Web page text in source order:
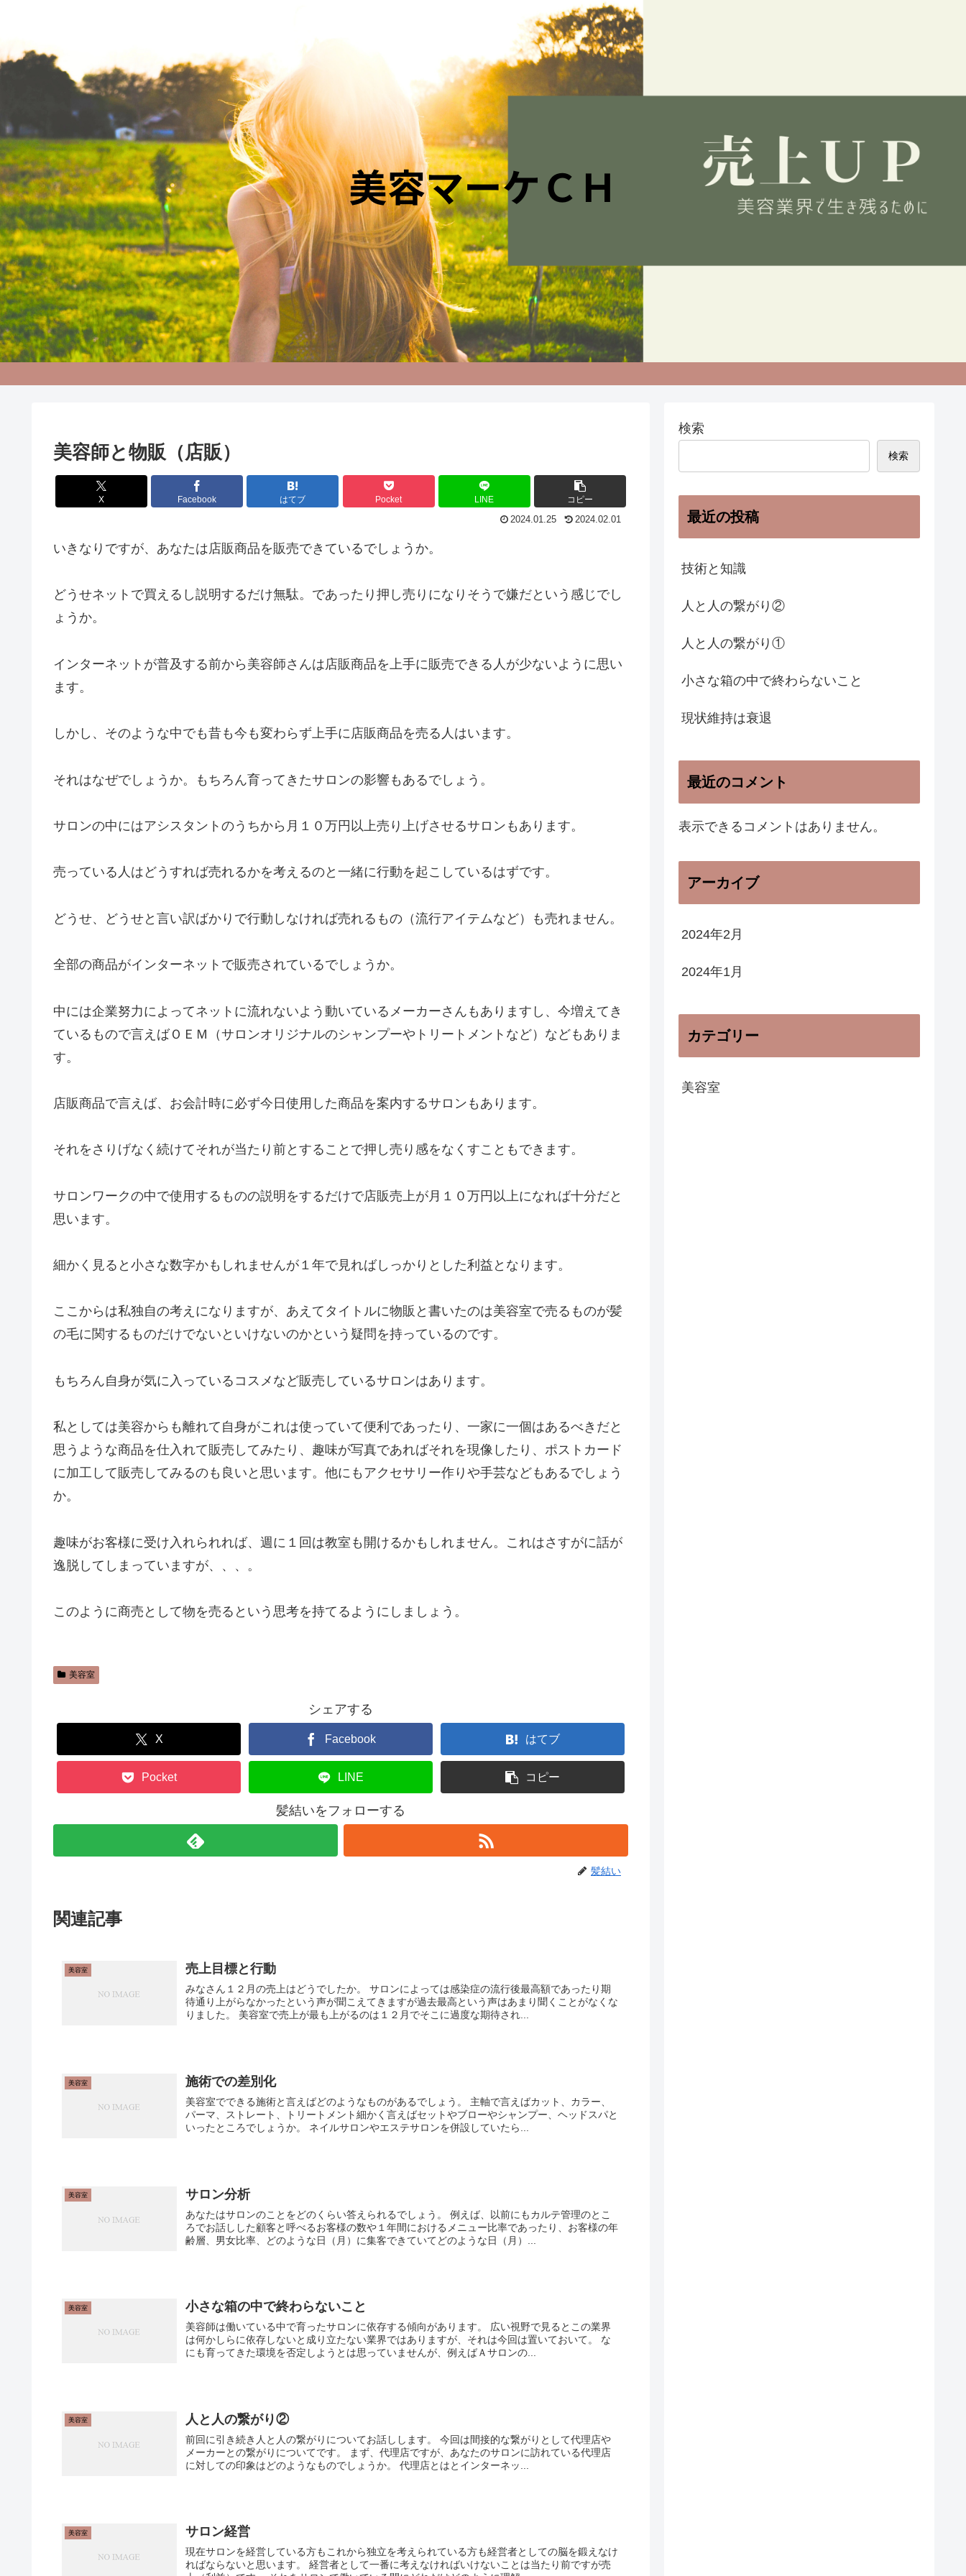
美容師と物販（店販）
X Facebook はてブ Pocket LINE コピー
2024.01.25 2024.02.01
いきなりですが、あなたは店販商品を販売できているでしょうか。
どうせネットで買えるし説明するだけ無駄。であったり押し売りになりそうで嫌だという感じでし
ょうか。
インターネットが普及する前から美容師さんは店販商品を上手に販売できる人が少ないように思い
ます。
しかし、そのような中でも昔も今も変わらず上手に店販商品を売る人はいます。
それはなぜでしょうか。もちろん育ってきたサロンの影響もあるでしょう。
サロンの中にはアシスタントのうちから月１０万円以上売り上げさせるサロンもあります。
売っている人はどうすれば売れるかを考えるのと一緒に行動を起こしているはずです。
どうせ、どうせと言い訳ばかりで行動しなければ売れるもの（流行アイテムなど）も売れません。
全部の商品がインターネットで販売されているでしょうか。
中には企業努力によってネットに流れないよう動いているメーカーさんもありますし、今増えてき
ているもので言えばＯＥＭ（サロンオリジナルのシャンプーやトリートメントなど）などもありま
す。
店販商品で言えば、お会計時に必ず今日使用した商品を案内するサロンもあります。
それをさりげなく続けてそれが当たり前とすることで押し売り感をなくすこともできます。
サロンワークの中で使用するものの説明をするだけで店販売上が月１０万円以上になれば十分だと
思います。
細かく見ると小さな数字かもしれませんが１年で見ればしっかりとした利益となります。
ここからは私独自の考えになりますが、あえてタイトルに物販と書いたのは美容室で売るものが髪
の毛に関するものだけでないといけないのかという疑問を持っているのです。
もちろん自身が気に入っているコスメなど販売しているサロンはあります。
私としては美容からも離れて自身がこれは使っていて便利であったり、一家に一個はあるべきだと
思うような商品を仕入れて販売してみたり、趣味が写真であればそれを現像したり、ポストカード
に加工して販売してみるのも良いと思います。他にもアクセサリー作りや手芸などもあるでしょう
か。
趣味がお客様に受け入れられれば、週に１回は教室も開けるかもしれません。これはさすがに話が
逸脱してしまっていますが、、、。
このように商売として物を売るという思考を持てるようにしましょう。
美容室
シェアする
X Facebook はてブ
Pocket LINE コピー
髪結いをフォローする
髪結い
関連記事
美容室 売上目標と行動
みなさん１２月の売上はどうでしたか。 サロンによっては感染症の流行後最高額であったり期
待通り上がらなかったという声が聞こえてきますが過去最高という声はあまり聞くことがなくな
りました。 美容室で売上が最も上がるのは１２月でそこに過度な期待され...
美容室 施術での差別化
美容室でできる施術と言えばどのようなものがあるでしょう。 主軸で言えばカット、カラー、
パーマ、ストレート、トリートメント細かく言えばセットやブローやシャンプー、ヘッドスパと
いったところでしょうか。 ネイルサロンやエステサロンを併設していたら...
美容室 サロン分析
あなたはサロンのことをどのくらい答えられるでしょう。 例えば、以前にもカルテ管理のとこ
ろでお話しした顧客と呼べるお客様の数や１年間におけるメニュー比率であったり、お客様の年
齢層、男女比率、どのような日（月）に集客できていてどのような日（月）...
美容室 小さな箱の中で終わらないこと
美容師は働いている中で育ったサロンに依存する傾向があります。 広い視野で見るとこの業界
は何かしらに依存しないと成り立たない業界ではありますが、それは今回は置いておいて。 な
にも育ってきた環境を否定しようとは思っていませんが、例えばＡサロンの...
美容室 人と人の繋がり②
前回に引き続き人と人の繋がりについてお話しします。 今回は間接的な繋がりとして代理店や
メーカーとの繋がりについてです。 まず、代理店ですが、あなたのサロンに訪れている代理店
に対しての印象はどのようなものでしょうか。 代理店とはとインターネッ...
美容室 サロン経営
現在サロンを経営している方もこれから独立を考えられている方も経営者としての脳を鍛えなけ
ればならないと思います。 経営者として一番に考えなければいけないことは当たり前ですが売
検索
検索
最近の投稿
技術と知識
人と人の繋がり②
人と人の繋がり①
小さな箱の中で終わらないこと
現状維持は衰退
最近のコメント
表示できるコメントはありません。
アーカイブ
2024年2月
2024年1月
カテゴリー
美容室